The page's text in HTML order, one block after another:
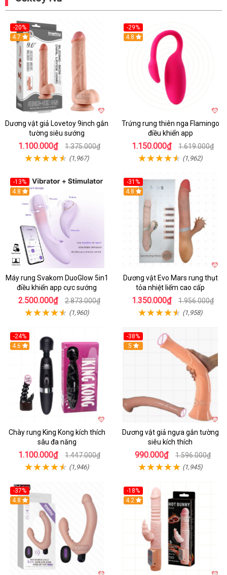
-20%
Hot
4.7
Dương vật giả Lovetoy 9inch gắn
tường siêu sướng
1.100.000₫ 1.375.000₫
(1,967)
-29%
Hot
4.8
Trứng rung thiên nga Flamingo
điều khiển app
1.150.000₫ 1.619.000₫
(1,962)
-13%
4.8
Máy rung Svakom DuoGlow 5in1
điều khiển app cực sướng
2.500.000₫ 2.873.000₫
(1,960)
-31%
4.8
Dương vật Evo Mars rung thụt
tỏa nhiệt liếm cao cấp
1.350.000₫ 1.956.000₫
(1,958)
-24%
4.6
Chày rung King Kong kích thích
sâu đa năng
1.100.000₫ 1.447.000₫
(1,946)
-38%
Hot
5
Dương vật giả ngựa gắn tường
siêu kích thích
990.000₫ 1.596.000₫
(1,945)
-37%
Hot
4.8
-18%
Hot
4.2